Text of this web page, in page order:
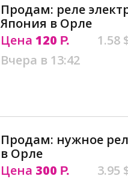
Продам: реле
Япония в Орле
Цена 120 Р.
1.58
Вчера в 13:42
Продам: нужное
в Орле
Цена 300 Р.
3.95